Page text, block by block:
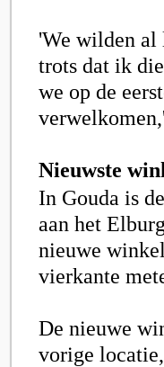
'We wilden al
trots dat ik
we op de
Nieuwste
In Gouda is
aan het
nieuwe
vierkante
De nieuwe
vorige